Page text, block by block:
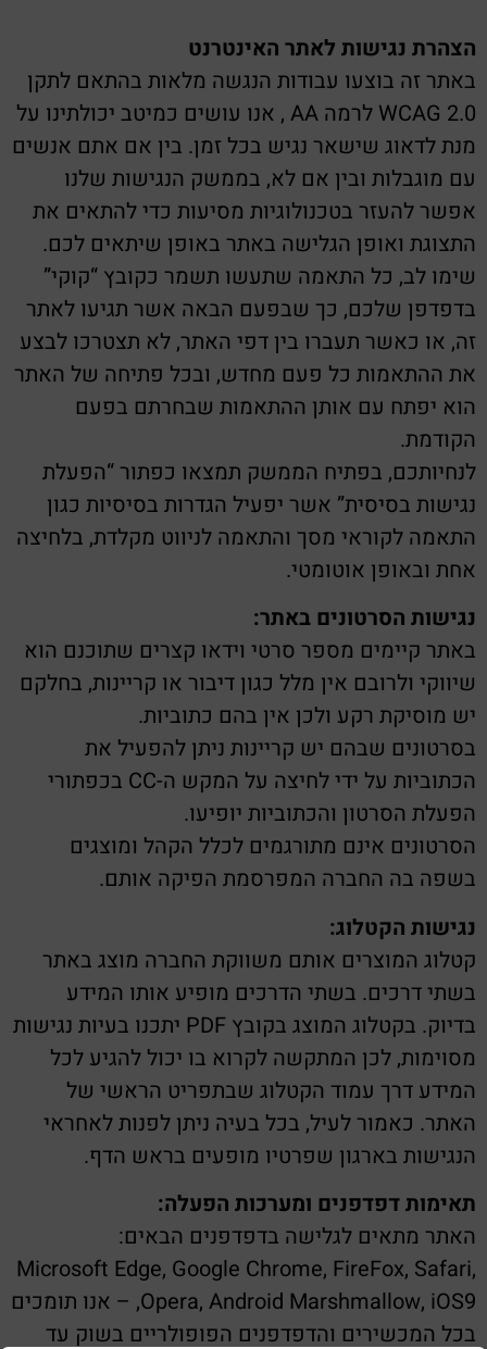
הצהרת נגישות לאתר האינטרנט
באתר זה בוצעו עבודות הנגשה מלאות בהתאם לתקן
WCAG 2.0 לרמה AA , אנו עושים כמיטב יכולתינו על
מנת לדאוג שישאר נגיש בכל זמן. בין אם אתם אנשים
עם מוגבלות ובין אם לא, בממשק הנגישות שלנו
אפשר להעזר בטכנולוגיות מסיעות כדי להתאים את
התצוגת ואופן הגלישה באתר באופן שיתאים לכם.
שימו לב, כל התאמה שתעשו תשמר כקובץ “קוקי”
בדפדפן שלכם, כך שבפעם הבאה אשר תגיעו לאתר
זה, או כאשר תעברו בין דפי האתר, לא תצטרכו לבצע
את ההתאמות כל פעם מחדש, ובכל פתיחה של האתר
הוא יפתח עם אותן ההתאמות שבחרתם בפעם
הקודמת.
לנחיותכם, בפתיח הממשק תמצאו כפתור “הפעלת
נגישות בסיסית” אשר יפעיל הגדרות בסיסיות כגון
התאמה לקוראי מסך והתאמה לניווט מקלדת, בלחיצה
אחת ובאופן אוטומטי.
נגישות הסרטונים באתר:
באתר קיימים מספר סרטי וידאו קצרים שתוכנם הוא
שיווקי ולרובם אין מלל כגון דיבור או קריינות, בחלקם
יש מוסיקת רקע ולכן אין בהם כתוביות.
בסרטונים שבהם יש קריינות ניתן להפעיל את
הכתוביות על ידי לחיצה על המקש ה-CC בכפתורי
הפעלת הסרטון והכתוביות יופיעו.
הסרטונים אינם מתורגמים לכלל הקהל ומוצגים
בשפה בה החברה המפרסמת הפיקה אותם.
נגישות הקטלוג:
קטלוג המוצרים אותם משווקת החברה מוצג באתר
בשתי דרכים. בשתי הדרכים מופיע אותו המידע
בדיוק. בקטלוג המוצג בקובץ PDF יתכנו בעיות נגישות
מסוימות, לכן המתקשה לקרוא בו יכול להגיע לכל
המידע דרך עמוד הקטלוג שבתפריט הראשי של
האתר. כאמור לעיל, בכל בעיה ניתן לפנות לאחראי
הנגישות בארגון שפרטיו מופעים בראש הדף.
תאימות דפדפנים ומערכות הפעלה:
האתר מתאים לגלישה בדפדפנים הבאים:
Microsoft Edge, Google Chrome, FireFox, Safari,
Opera, Android Marshmallow, iOS9, – אנו תומכים
בכל המכשירים והדפדפנים הפופולריים בשוק עד